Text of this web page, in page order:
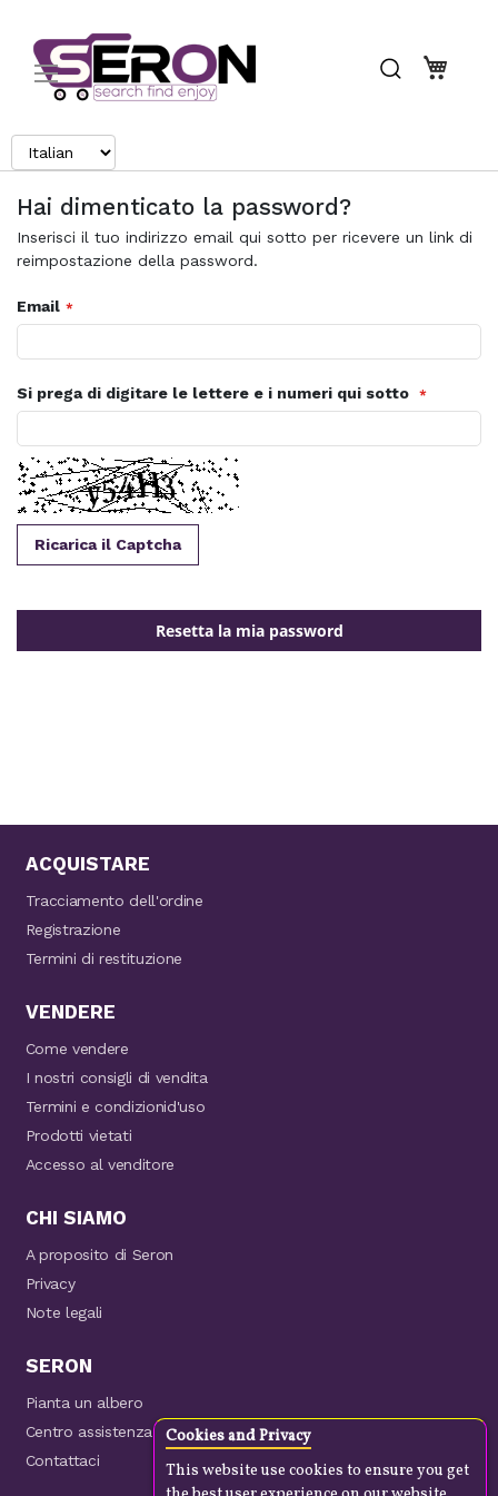
Cookies and Privacy
This website use cookies to ensure you get
Search
Hai dimenticato la password?
Inserisci il tuo indirizzo email qui sotto per ricevere un link di
reimpostazione della password.
Email
Si prega di digitare le lettere e i numeri qui sotto
Ricarica il Captcha
Resetta la mia password
ACQUISTARE
Tracciamento dell'ordine
Registrazione
Termini di restituzione
VENDERE
Come vendere
I nostri consigli di vendita
Termini e condizionid'uso
Prodotti vietati
Accesso al venditore
CHI SIAMO
A proposito di Seron
Privacy
Note legali
SERON
Pianta un albero
Centro assistenza
Contattaci